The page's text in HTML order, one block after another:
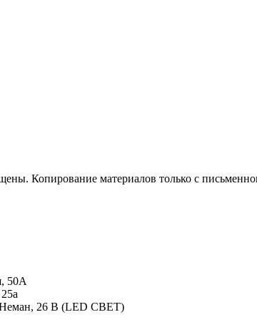
Копирование материалов только с
50А
26 В (LED СВЕТ)